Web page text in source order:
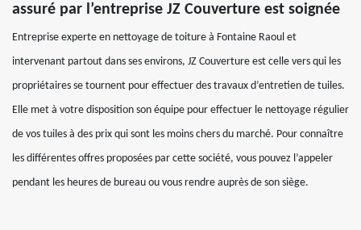
assuré par l’entreprise JZ Couverture est soignée
Entreprise experte en nettoyage de toiture à Fontaine Raoul et
intervenant partout dans ses environs, JZ Couverture est celle vers qui les
propriétaires se tournent pour effectuer des travaux d’entretien de tuiles.
Elle met à votre disposition son équipe pour effectuer le nettoyage régulier
de vos tuiles à des prix qui sont les moins chers du marché. Pour connaître
les différentes offres proposées par cette société, vous pouvez l’appeler
pendant les heures de bureau ou vous rendre auprès de son siège.